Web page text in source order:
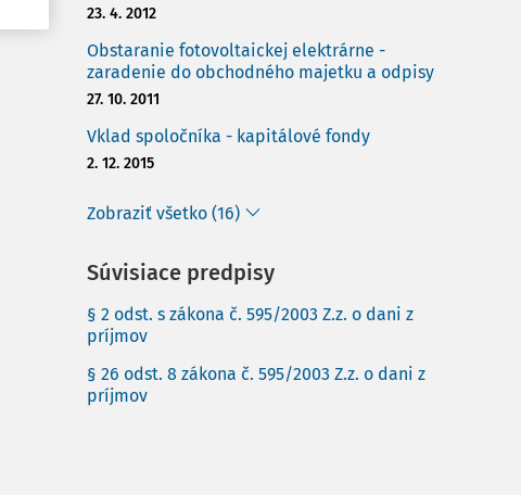
23. 4. 2012
Obstaranie fotovoltaickej elektrárne -
zaradenie do obchodného majetku a odpisy
27. 10. 2011
Vklad spoločníka - kapitálové fondy
2. 12. 2015
Zobraziť všetko (16)
Súvisiace predpisy
§ 2 odst. s zákona č. 595/2003 Z.z. o dani z
príjmov
§ 26 odst. 8 zákona č. 595/2003 Z.z. o dani z
príjmov